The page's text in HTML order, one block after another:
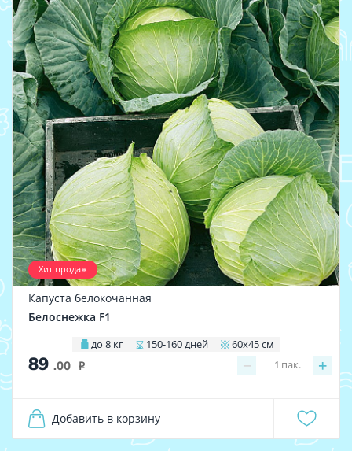
Хит продаж
Капуста белокочанная
Белоснежка F1
до 8 кг 150-160 дней 60х45 см
89 .00 i − +
1 пак.
Добавить в корзину